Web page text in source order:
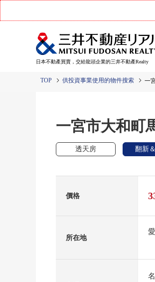
日本不動產買賣，交給龍頭企業的三井不動產Realty
TOP 供投資事業使用的物件搜索 一
一宮市大和町
透天房 翻新
價格
所在地